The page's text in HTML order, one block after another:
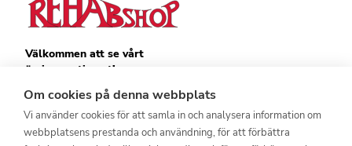
Om cookies på denna webbplats
Vi använder cookies för att samla in och analysera information om
webbplatsens prestanda och användning, för att förbättra
Välkommen att se vårt
övriga sortiment!
Royalrest
Heatknife
Bauerfeind